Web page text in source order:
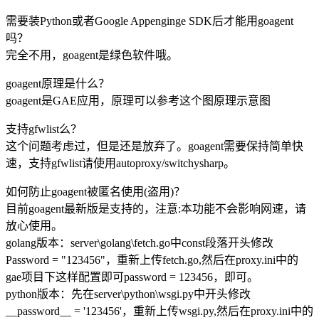
需要装Python或者Google Appenginge SDK后才能用goagent
吗？
完全不用，goagent是绿色软件哦。
goagent原理是什么？
goagent是GAE应用，原理可以参考这个图原理示意图
支持gfwlist么？
这个问题考虑过，但是还是放弃了。goagent需要保持简单快
速，支持gfwlist请使用autoproxy/switchysharp。
如何防止goagent被匿名使用(盗用)？
目前goagent最新版是支持的，注意:本功能不会影响网速，请
放心使用。
golang版本：server\golang\fetch.go中const段落开头修改
Password = "123456"，重新上传fetch.go,然后在proxy.ini中的
gae项目下这样配置即可password = 123456，即可。
python版本：先在server\python\wsgi.py中开头修改
__password__ = '123456'，重新上传wsgi.py,然后在proxy.ini中的